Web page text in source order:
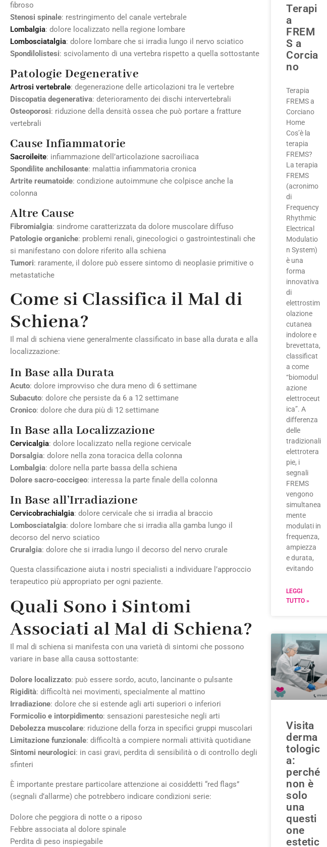
fibroso
Stenosi spinale: restringimento del canale vertebrale
Lombalgia: dolore localizzato nella regione lombare
Lombosciatalgia: dolore lombare che si irradia lungo il nervo sciatico
Spondilolistesi: scivolamento di una vertebra rispetto a quella sottostante
Patologie Degenerative
Artrosi vertebrale: degenerazione delle articolazioni tra le vertebre
Discopatia degenerativa: deterioramento dei dischi intervertebrali
Osteoporosi: riduzione della densità ossea che può portare a fratture
vertebrali
Cause Infiammatorie
Sacroileite: infiammazione dell’articolazione sacroiliaca
Spondilite anchilosante: malattia infiammatoria cronica
Artrite reumatoide: condizione autoimmune che colpisce anche la
colonna
Altre Cause
Fibromialgia: sindrome caratterizzata da dolore muscolare diffuso
Patologie organiche: problemi renali, ginecologici o gastrointestinali che
si manifestano con dolore riferito alla schiena
Tumori: raramente, il dolore può essere sintomo di neoplasie primitive o
metastatiche
Come si Classifica il Mal di
Schiena?
Il mal di schiena viene generalmente classificato in base alla durata e alla
localizzazione:
In Base alla Durata
Acuto: dolore improvviso che dura meno di 6 settimane
Subacuto: dolore che persiste da 6 a 12 settimane
Cronico: dolore che dura più di 12 settimane
In Base alla Localizzazione
Cervicalgia: dolore localizzato nella regione cervicale
Dorsalgia: dolore nella zona toracica della colonna
Lombalgia: dolore nella parte bassa della schiena
Dolore sacro-coccigeo: interessa la parte finale della colonna
In Base all’Irradiazione
Cervicobrachialgia: dolore cervicale che si irradia al braccio
Lombosciatalgia: dolore lombare che si irradia alla gamba lungo il
decorso del nervo sciatico
Cruralgia: dolore che si irradia lungo il decorso del nervo crurale
Questa classificazione aiuta i nostri specialisti a individuare l’approccio
terapeutico più appropriato per ogni paziente.
Quali Sono i Sintomi
Associati al Mal di Schiena?
Il mal di schiena si manifesta con una varietà di sintomi che possono
variare in base alla causa sottostante:
Dolore localizzato: può essere sordo, acuto, lancinante o pulsante
Rigidità: difficoltà nei movimenti, specialmente al mattino
Irradiazione: dolore che si estende agli arti superiori o inferiori
Formicolio e intorpidimento: sensazioni parestesiche negli arti
Debolezza muscolare: riduzione della forza in specifici gruppi muscolari
Limitazione funzionale: difficoltà a compiere normali attività quotidiane
Sintomi neurologici: in casi gravi, perdita di sensibilità o di controllo degli
sfinteri
È importante prestare particolare attenzione ai cosiddetti “red flags”
(segnali d’allarme) che potrebbero indicare condizioni serie:
Dolore che peggiora di notte o a riposo
Febbre associata al dolore spinale
Perdita di peso inspiegabile
Terapi
a
FREM
S a
Corcia
no
Terapia
FREMS a
Corciano
Home
Cos’è la
terapia
FREMS?
La terapia
FREMS
(acronimo
di
Frequency
Rhythmic
Electrical
Modulatio
n System)
è una
forma
innovativa
di
elettrostim
olazione
cutanea
indolore e
brevettata,
classificat
a come
“biomodul
azione
elettroceut
ica”. A
differenza
delle
tradizionali
elettrotera
pie, i
segnali
FREMS
vengono
simultanea
mente
modulati in
frequenza,
ampiezza
e durata,
evitando
LEGGI
TUTTO »
Visita
derma
tologic
a:
perché
non è
solo
una
questi
one
estetic